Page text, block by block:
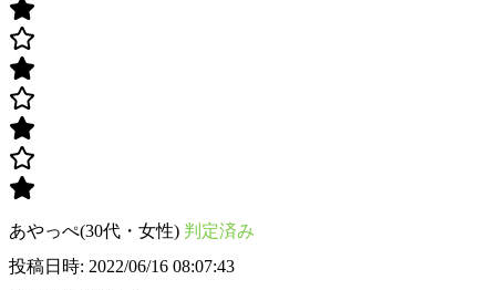
あやっぺ(30代・女性) 判定済み
投稿日時: 2022/06/16 08:07:43